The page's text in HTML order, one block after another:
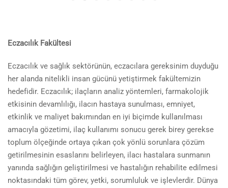
Eczacılık Fakültesi
Eczacılık ve sağlık sektörünün, eczacılara gereksinim duyduğu
her alanda nitelikli insan gücünü yetiştirmek fakültemizin
hedefidir. Eczacılık; ilaçların analiz yöntemleri, farmakolojik
etkisinin devamlılığı, ilacın hastaya sunulması, emniyet,
etkinlik ve maliyet bakımından en iyi biçimde kullanılması
amacıyla gözetimi, ilaç kullanımı sonucu gerek birey gerekse
toplum ölçeğinde ortaya çıkan çok yönlü sorunlara çözüm
getirilmesinin esaslarını belirleyen, ilacı hastalara sunmanın
yanında sağlığın geliştirilmesi ve hastalığın rehabilite edilmesi
noktasındaki tüm görev, yetki, sorumluluk ve işlevlerdir. Dünya